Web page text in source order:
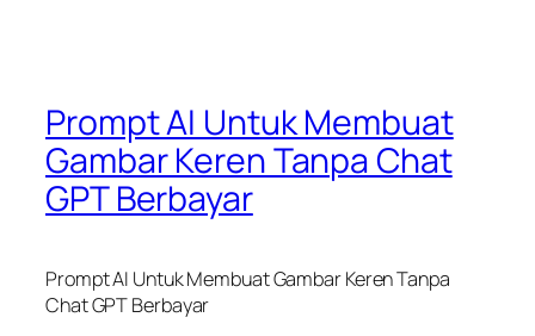
Prompt AI Untuk Membuat
Gambar Keren Tanpa Chat
GPT Berbayar
Prompt AI Untuk Membuat Gambar Keren Tanpa
Chat GPT Berbayar